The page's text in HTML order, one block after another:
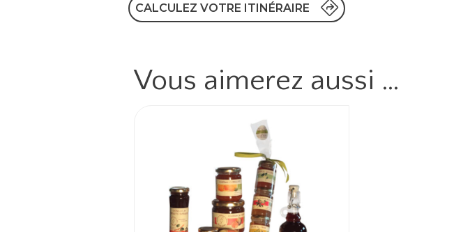
CALCULEZ VOTRE ITINÉRAIRE
Vous aimerez aussi …